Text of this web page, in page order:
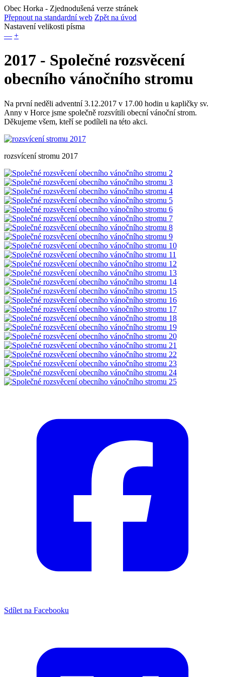
Obec Horka - Zjednodušená verze stránek
Přepnout na standardní web Zpět na úvod
Nastavení velikosti písma
— +
2017 - Společné rozsvěcení
obecního vánočního stromu
Na první neděli adventní 3.12.2017 v 17.00 hodin u kapličky sv.
Anny v Horce jsme společně rozsvítili obecní vánoční strom.
Děkujeme všem, kteří se podíleli na této akci.
rozsvícení stromu 2017
Sdílet na Facebooku